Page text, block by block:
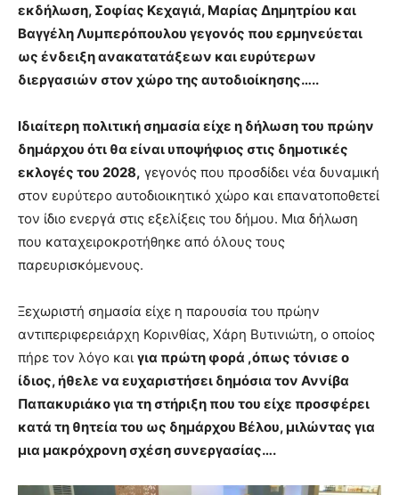
εκδήλωση, Σοφίας Κεχαγιά, Μαρίας Δημητρίου και
Βαγγέλη Λυμπερόπουλου γεγονός που ερμηνεύεται
ως ένδειξη ανακατατάξεων και ευρύτερων
διεργασιών στον χώρο της αυτοδιοίκησης…..
Ιδιαίτερη πολιτική σημασία είχε η δήλωση του πρώην
δημάρχου ότι θα είναι υποψήφιος στις δημοτικές
εκλογές του 2028, γεγονός που προσδίδει νέα δυναμική
στον ευρύτερο αυτοδιοικητικό χώρο και επανατοποθετεί
τον ίδιο ενεργά στις εξελίξεις του δήμου. Μια δήλωση
που καταχειροκροτήθηκε από όλους τους
παρευρισκόμενους.
Ξεχωριστή σημασία είχε η παρουσία του πρώην
αντιπεριφερειάρχη Κορινθίας, Χάρη Βυτινιώτη, ο οποίος
πήρε τον λόγο και για πρώτη φορά ,όπως τόνισε ο
ίδιος, ήθελε να ευχαριστήσει δημόσια τον Αννίβα
Παπακυριάκο για τη στήριξη που του είχε προσφέρει
κατά τη θητεία του ως δημάρχου Βέλου, μιλώντας για
μια μακρόχρονη σχέση συνεργασίας….